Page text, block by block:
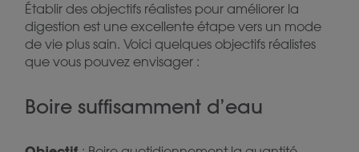
Établir des objectifs réalistes pour améliorer la
digestion est une excellente étape vers un mode
de vie plus sain. Voici quelques objectifs réalistes
que vous pouvez envisager :
Boire suffisamment d’eau